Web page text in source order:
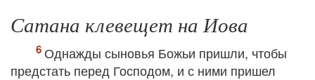
Сатана клевещет на Иова
Однажды сыновья Божьи пришли, чтобы
предстать перед Господом, и с ними пришел